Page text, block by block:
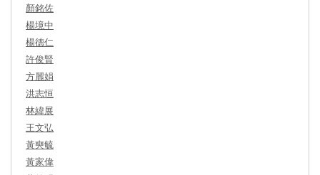
顏銘佐
楊境中
楊德仁
許俊賢
方麗娟
洪志恒
林緯展
王文弘
黃奭毓
黃家偉